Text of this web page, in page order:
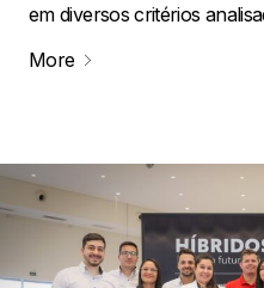
em diversos critérios
More